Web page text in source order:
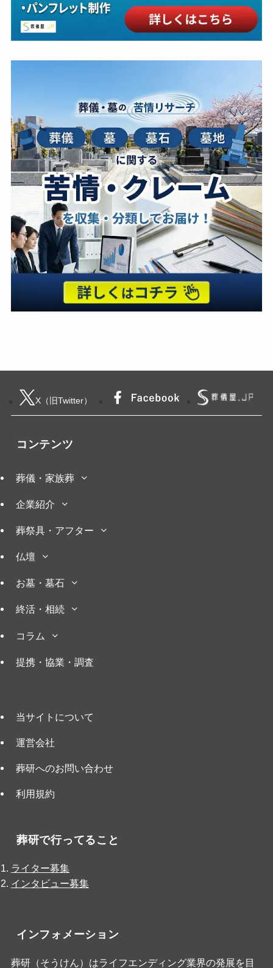
X（旧Twitter）
コンテンツ
葬儀・家族葬
企業紹介
葬祭具・アフター
仏壇
お墓・墓石
終活・相続
コラム
提携・協業・調査
当サイトについて
運営会社
葬研へのお問い合わせ
利用規約
葬研で行ってること
ライター募集
インタビュー募集
インフォメーション
葬研（そうけん）はライフエンディング業界の発展を目